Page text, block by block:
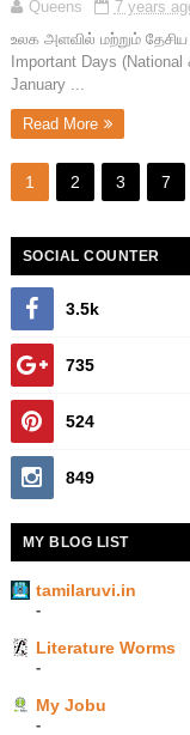
Queens
7 years
உலக அளவில் மற்றும்
Important Days
January ...
Read More
1 2 3 7
SOCIAL COUNTER
3.5k
735
524
849
MY BLOG LIST
tamilaruvi.in
-
Literature Worms
-
My Jobu
-